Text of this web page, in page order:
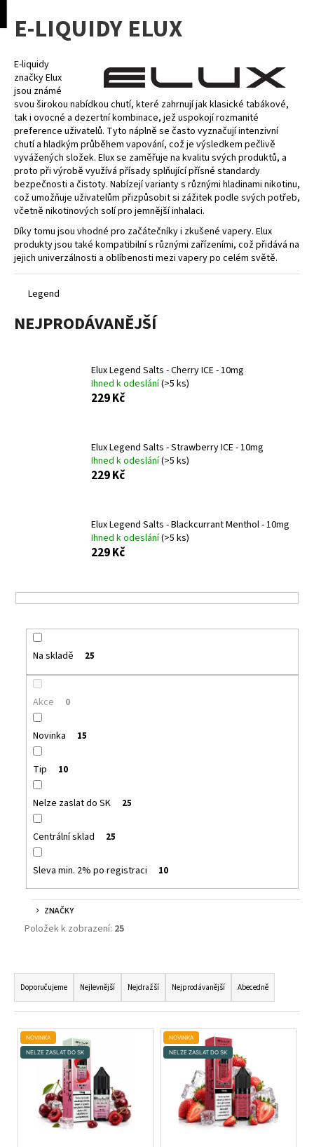
PřejítE-LIQUIDY ELUX
E-liquidy
značky Elux
jsou známé
svou širokou nabídkou chutí, které zahrnují jak klasické tabákové,
tak i ovocné a dezertní kombinace, jež uspokojí rozmanité
preference uživatelů. Tyto náplně se často vyznačují intenzivní
chutí a hladkým průběhem vapování, což je výsledkem pečlivě
vyvážených složek. Elux se zaměřuje na kvalitu svých produktů, a
proto při výrobě využívá přísady splňující přísné standardy
bezpečnosti a čistoty. Nabízejí varianty s různými hladinami nikotinu,
což umožňuje uživatelům přizpůsobit si zážitek podle svých potřeb,
včetně nikotinových solí pro jemnější inhalaci.
Díky tomu jsou vhodné pro začátečníky i zkušené vapery. Elux
produkty jsou také kompatibilní s různými zařízeními, což přidává na
jejich univerzálnosti a oblíbenosti mezi vapery po celém světě.
Legend
NEJPRODÁVANĚJŠÍ
Elux Legend Salts - Cherry ICE - 10mg
Ihned k odeslání(>5 ks)
229 Kč
Elux Legend Salts - Strawberry ICE - 10mg
Ihned k odeslání(>5 ks)
229 Kč
Elux Legend Salts - Blackcurrant Menthol - 10mg
Ihned k odeslání(>5 ks)
229 Kč
Na skladě 25
Akce 0
Novinka 15
Tip 10
Nelze zaslat do SK 25
Centrální sklad 25
Sleva min. 2% po registraci 10
ZNAČKY
Položek k zobrazení: 25
Ř
A
Z
E
N
Doporučujeme Nejlevnější Nejdražší Nejprodávanější Abecedně
V
Ý
NOVINKA
NELZE ZASLAT DO SK
NOVINKA
NELZE ZASLAT DO SK
o Zpět
Zpět
C
o
p
o
t
ř
e
b
u
j
e
t
n
a
HLEDAT
r
KURWA
COLLECTION
BLUEBERRY
BLUE
SOUR
RASPBERRY
20MG
BORŮVKA,
MALINA
189